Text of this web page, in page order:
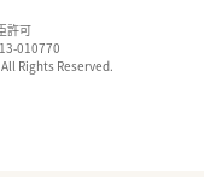
許可
13-010770
All Rights Reserved.